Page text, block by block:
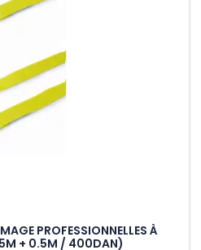
PROFESSIONNELLES À
+ 0.5M / 400DAN)